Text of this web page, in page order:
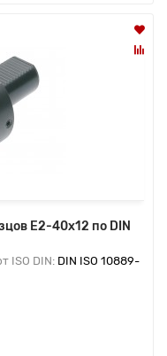
E2-40х12 по DIN
ISO DIN: DIN ISO 10889-